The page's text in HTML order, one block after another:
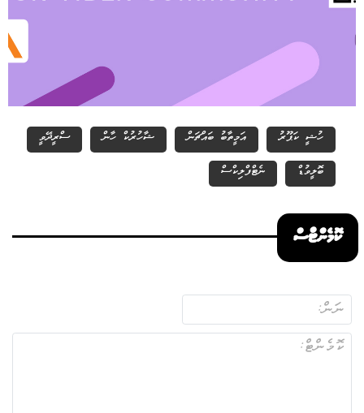
ހުޝީ ކަޕޫރު އަމީތާބު ބައްޗަން ޝާހުރުކް ހާން
ސްރީދޭވީ
ބޮލީވުޑް
ނެޓްފްލިކްސް
ކޮމެންޓްސް